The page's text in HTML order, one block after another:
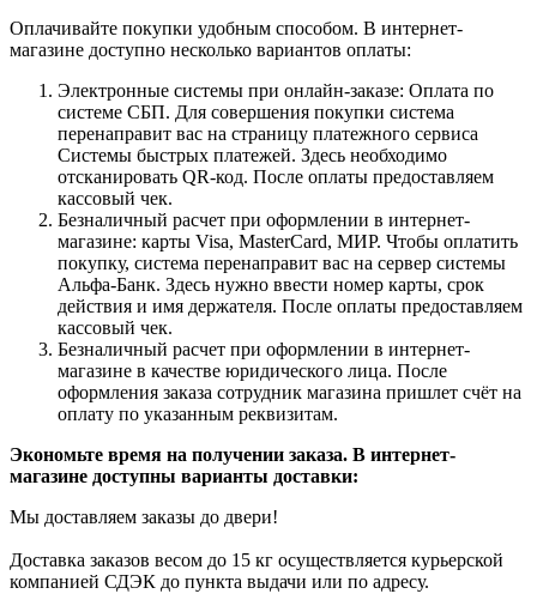
Оплачивайте покупки удобным способом. В интернет-
магазине доступно несколько вариантов оплаты:
Электронные системы при онлайн-заказе: Оплата по
системе СБП. Для совершения покупки система
перенаправит вас на страницу платежного сервиса
Системы быстрых платежей. Здесь необходимо
отсканировать QR-код. После оплаты предоставляем
кассовый чек.
Безналичный расчет при оформлении в интернет-
магазине: карты Visa, MasterCard, МИР. Чтобы оплатить
покупку, система перенаправит вас на сервер системы
Альфа-Банк. Здесь нужно ввести номер карты, срок
действия и имя держателя. После оплаты предоставляем
кассовый чек.
Безналичный расчет при оформлении в интернет-
магазине в качестве юридического лица. После
оформления заказа сотрудник магазина пришлет счёт на
оплату по указанным реквизитам.
Экономьте время на получении заказа. В интернет-
магазине доступны варианты доставки:
Мы доставляем заказы до двери!
Доставка заказов весом до 15 кг осуществляется курьерской
компанией СДЭК до пункта выдачи или по адресу.